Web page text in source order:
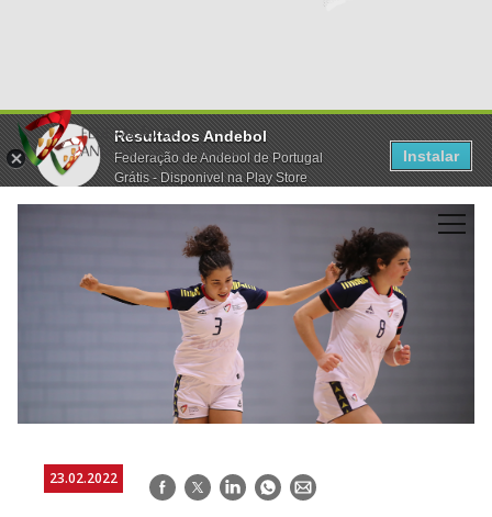
Resultados Andebol
Federação de Andebol de Portugal
Grátis - Disponivel na Play Store
Instalar
23.02.2022 Facebook
TwitterLinkedInWhatsApp
E-